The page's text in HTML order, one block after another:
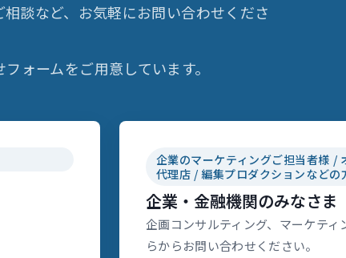
談など、お気軽にお問い合わせくださ
ォームをご用意しています。
企業のマーケティングご担当者様 /
代理店 / 編集プロダクションなどの
企業・金融機関のみなさま
企画コンサルティング、マーケテ
らからお問い合わせください。